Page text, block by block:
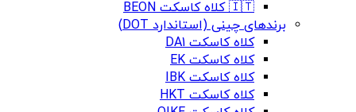
🇮🇹 کلاه کاسکت BEON
برندهای چینی (استاندارد DOT)
کلاه کاسکت DA1
کلاه کاسکت EK
کلاه کاسکت IBK
کلاه کاسکت HKT